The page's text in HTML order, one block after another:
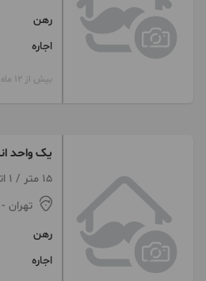
رهن
اجاره
بیش از 12 ماه پیش
یک واحد
همکف
15 متر / 1 اتاق / ساخت 1380
تهران
رهن
اجاره